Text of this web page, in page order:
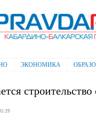
газета "Кабардино-
правда"
ЭКОНОМИКА